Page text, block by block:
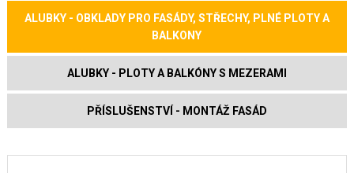
ALUBKY - OBKLADY PRO FASÁDY, STŘECHY, PLNÉ PLOTY A
BALKONY
ALUBKY - PLOTY A BALKÓNY S MEZERAMI
PŘÍSLUŠENSTVÍ - MONTÁŽ FASÁD